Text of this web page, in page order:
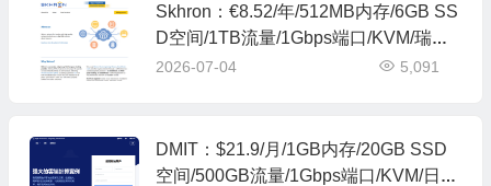
Skhron：€8.52/年/512MB内存/6GB SS
D空间/1TB流量/1Gbps端口/KVM/瑞
典，仅IPv6，可选IPv4
2026-07-04 5,091
DMIT：$21.9/月/1GB内存/20GB SSD
空间/500GB流量/1Gbps端口/KVM/日本